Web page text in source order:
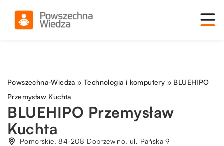
Powszechna-Wiedza »Technologia i komputery » BLUEHIPO
Przemysław Kuchta
BLUEHIPO Przemysław
Kuchta
Pomorskie, 84-208 Dobrzewino, ul. Pańska 9